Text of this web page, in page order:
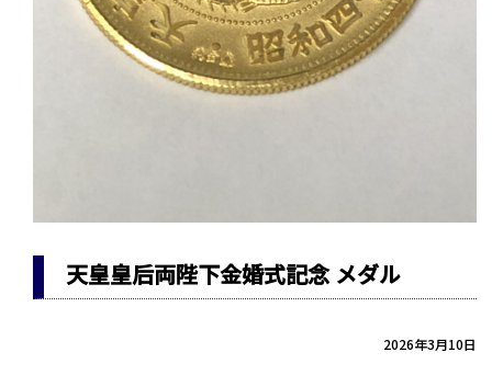
天皇皇后両陛下金婚式記念 メダル
2026年3月10日